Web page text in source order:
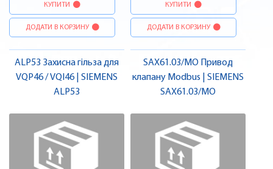
КУПИТИ
ДОДАТИ В КОРЗИНУ
КУПИТИ
ДОДАТИ В КОРЗИНУ
ALP53 Захисна гільза для
VQP46 / VQI46 | SIEMENS
ALP53
SAX61.03/MO Привод
клапану Modbus | SIEMENS
SAX61.03/MO